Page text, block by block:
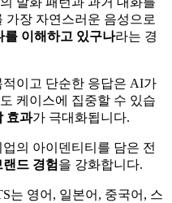
가장 자연스러운 음성으로
를 이해하고 있구나라는 경
이고 단순한 응답은 AI가
케이스에 집중할 수 있습
효과가 극대화됩니다.
업의 아이덴티티를 담은 전
드 경험 을 강화합니다.
는 영어, 일본어, 중국어, 스